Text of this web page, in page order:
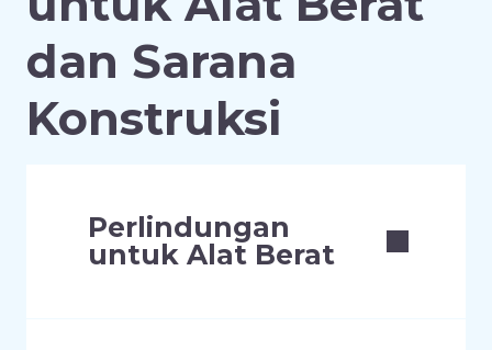
dan Sarana
Konstruksi
Perlindungan
untuk Alat Berat